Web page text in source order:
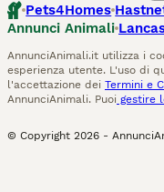
Pets4Homes
Annunci Animali
AnnunciAnimali.it utilizza i
esperienza utente. L'uso di
l'accettazione dei Termini e
AnnunciAnimali. Puoi gestire
© Copyright 2026 -